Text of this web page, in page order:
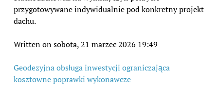
przygotowywane indywidualnie pod konkretny projekt
dachu.
Written on sobota, 21 marzec 2026 19:49
Geodezyjna obsługa inwestycji ograniczająca
kosztowne poprawki wykonawcze